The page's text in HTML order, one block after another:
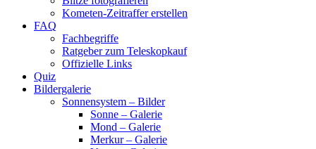
Kometen-Zeitraffer erstellen
FAQ
Fachbegriffe
Ratgeber zum Teleskopkauf
Offizielle Links
Quiz
Bildergalerie
Sonnensystem – Bilder
Sonne – Galerie
Mond – Galerie
Merkur – Galerie